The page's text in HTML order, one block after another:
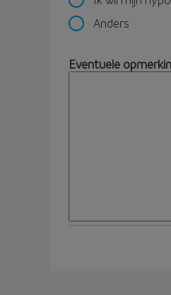
Anders
Eventuele